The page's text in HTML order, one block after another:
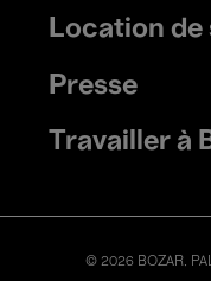
Location de
Presse
Travailler à
© 2026 BOZAR.